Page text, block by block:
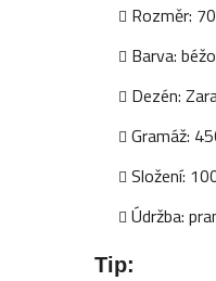
Rozměr:
Barva:
Dezén:
Gramáž:
Složení:
Údržba:
Tip: